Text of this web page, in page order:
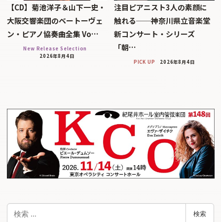
【CD】菊池洋子＆山下一史・
大阪交響楽団のベートーヴェ
ン・ピアノ協奏曲全集 Vo…
New Release Selection
2026年8月4日
注目ピアニスト3人の素顔に
触れる──神奈川県立音楽堂
新コンサート・シリーズ
「朝…
PICK UP 2026年8月4日
検
検索